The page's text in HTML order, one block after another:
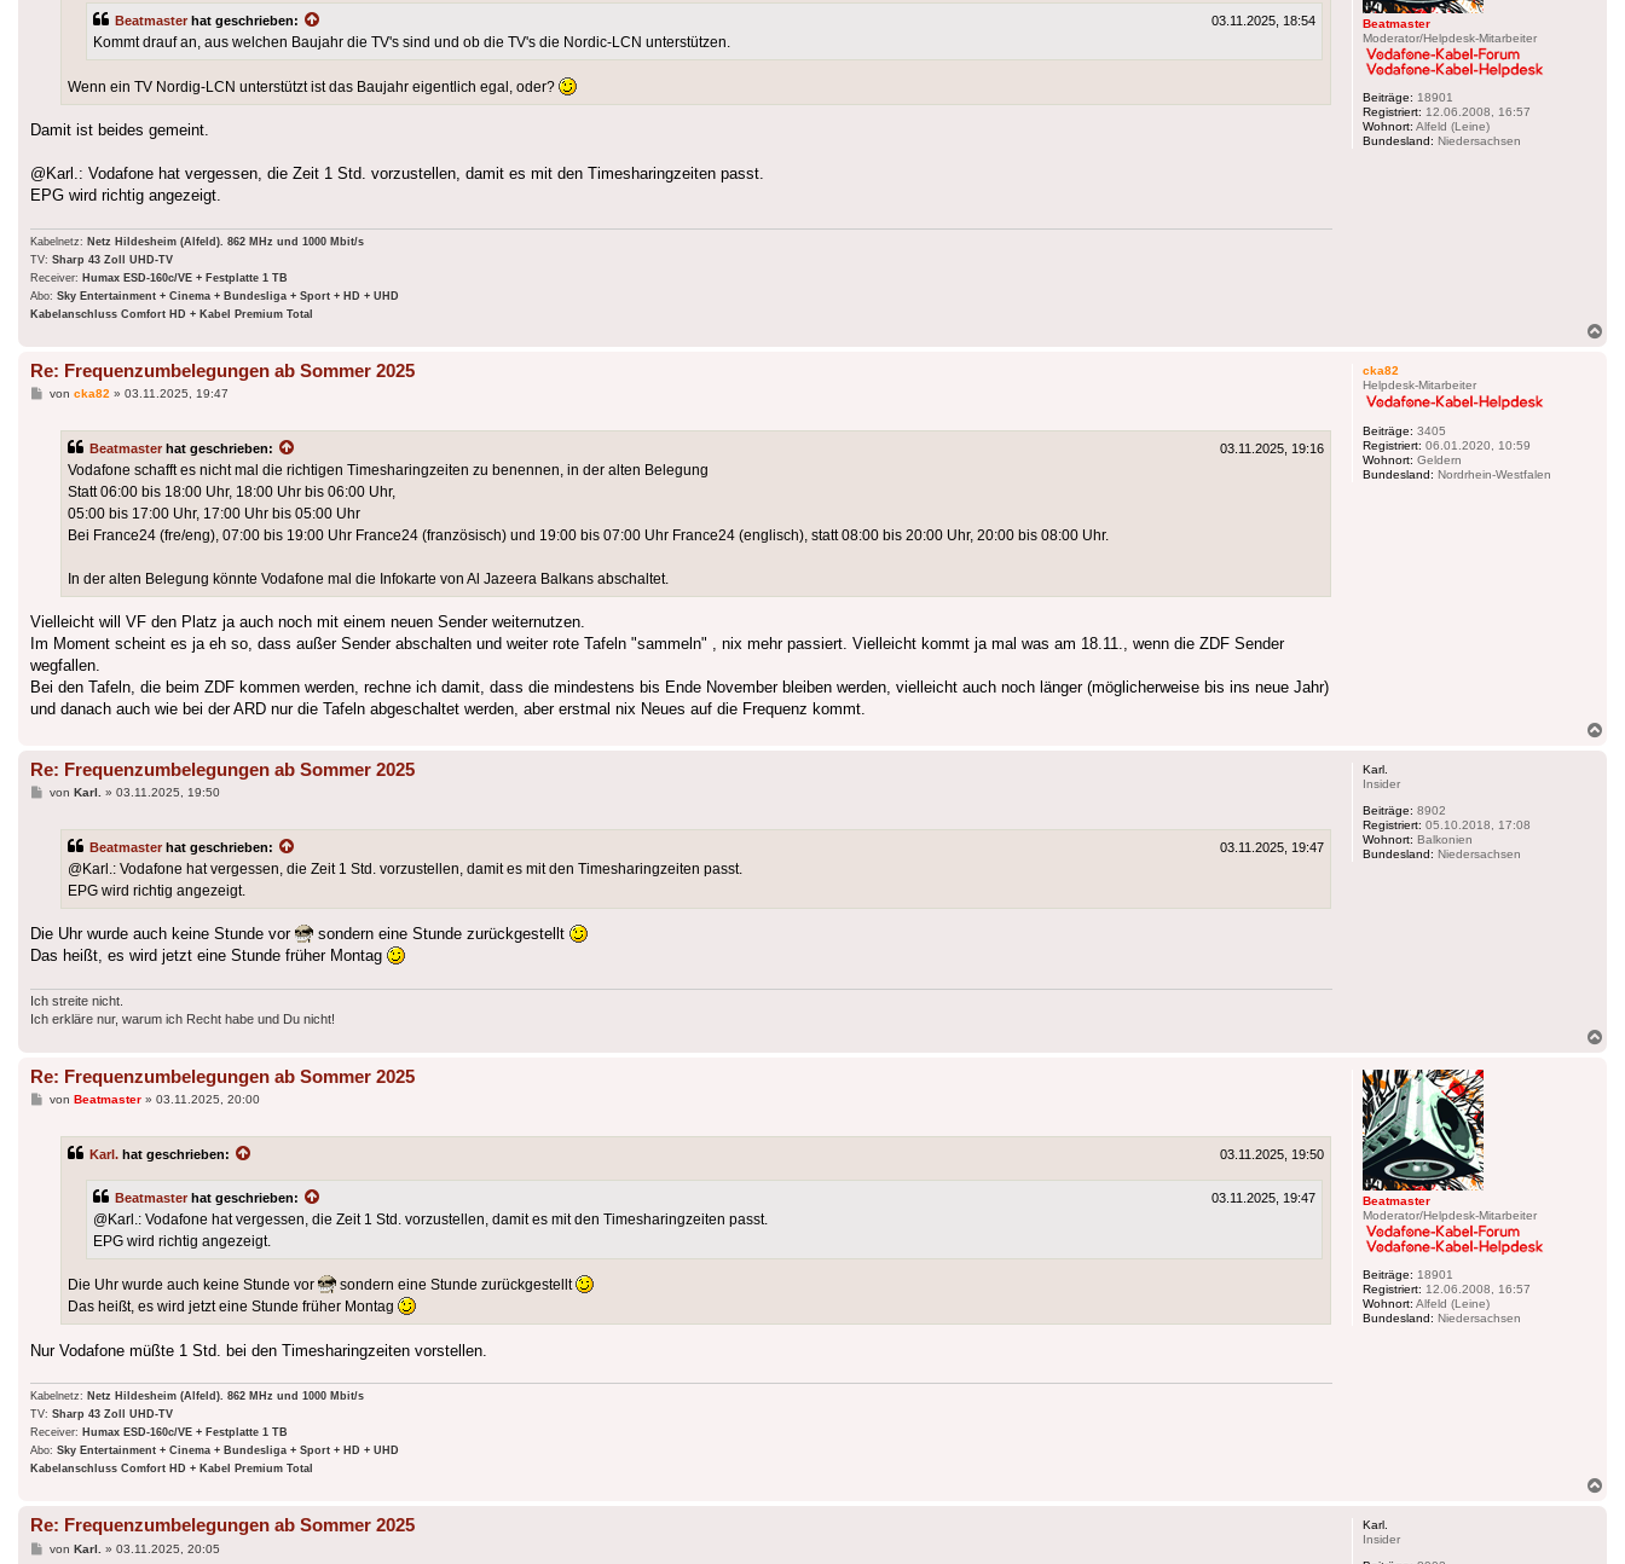
Beatmaster
Moderator/Helpdesk-Mitarbeiter
Beiträge: 18901
Registriert: 12.06.2008, 16:57
Wohnort: Alfeld (Leine)
Bundesland: Niedersachsen
Beatmaster hat geschrieben: 03.11.2025, 18:54
Kommt drauf an, aus welchen Baujahr die TV's sind und ob die TV's die Nordic-LCN unterstützen.
Wenn ein TV Nordig-LCN unterstützt ist das Baujahr eigentlich egal, oder?
Damit ist beides gemeint.
@Karl.: Vodafone hat vergessen, die Zeit 1 Std. vorzustellen, damit es mit den Timesharingzeiten passt.
EPG wird richtig angezeigt.
Kabelnetz: Netz Hildesheim (Alfeld). 862 MHz und 1000 Mbit/s
TV: Sharp 43 Zoll UHD-TV
Receiver: Humax ESD-160c/VE + Festplatte 1 TB
Abo: Sky Entertainment + Cinema + Bundesliga + Sport + HD + UHD
Kabelanschluss Comfort HD + Kabel Premium Total
cka82
Helpdesk-Mitarbeiter
Beiträge: 3405
Registriert: 06.01.2020, 10:59
Wohnort: Geldern
Bundesland: Nordrhein-Westfalen
Re: Frequenzumbelegungen ab Sommer 2025
Beitrag
von cka82» 03.11.2025, 19:47
Beatmaster hat geschrieben: 03.11.2025, 19:16
Vodafone schafft es nicht mal die richtigen Timesharingzeiten zu benennen, in der alten Belegung
Statt 06:00 bis 18:00 Uhr, 18:00 Uhr bis 06:00 Uhr,
05:00 bis 17:00 Uhr, 17:00 Uhr bis 05:00 Uhr
Bei France24 (fre/eng), 07:00 bis 19:00 Uhr France24 (französisch) und 19:00 bis 07:00 Uhr France24 (englisch), statt 08:00 bis 20:00 Uhr, 20:00 bis 08:00 Uhr.
In der alten Belegung könnte Vodafone mal die Infokarte von Al Jazeera Balkans abschaltet.
Vielleicht will VF den Platz ja auch noch mit einem neuen Sender weiternutzen.
Im Moment scheint es ja eh so, dass außer Sender abschalten und weiter rote Tafeln "sammeln" , nix mehr passiert. Vielleicht kommt ja mal was am 18.11., wenn die ZDF Sender
wegfallen.
Bei den Tafeln, die beim ZDF kommen werden, rechne ich damit, dass die mindestens bis Ende November bleiben werden, vielleicht auch noch länger (möglicherweise bis ins neue Jahr)
und danach auch wie bei der ARD nur die Tafeln abgeschaltet werden, aber erstmal nix Neues auf die Frequenz kommt.
Karl.
Insider
Beiträge: 8902
Registriert: 05.10.2018, 17:08
Wohnort: Balkonien
Bundesland: Niedersachsen
Re: Frequenzumbelegungen ab Sommer 2025
Beitrag
von Karl. » 03.11.2025, 19:50
Beatmaster hat geschrieben: 03.11.2025, 19:47
@Karl.: Vodafone hat vergessen, die Zeit 1 Std. vorzustellen, damit es mit den Timesharingzeiten passt.
EPG wird richtig angezeigt.
Die Uhr wurde auch keine Stunde vor
sondern eine Stunde zurückgestellt
Das heißt, es wird jetzt eine Stunde früher Montag
Ich streite nicht.
Ich erkläre nur, warum ich Recht habe und Du nicht!
Beatmaster
Moderator/Helpdesk-Mitarbeiter
Beiträge: 18901
Registriert: 12.06.2008, 16:57
Wohnort: Alfeld (Leine)
Bundesland: Niedersachsen
Re: Frequenzumbelegungen ab Sommer 2025
Beitrag
von Beatmaster» 03.11.2025, 20:00
Karl. hat geschrieben: 03.11.2025, 19:50
Beatmaster hat geschrieben: 03.11.2025, 19:47
@Karl.: Vodafone hat vergessen, die Zeit 1 Std. vorzustellen, damit es mit den Timesharingzeiten passt.
EPG wird richtig angezeigt.
Die Uhr wurde auch keine Stunde vor
sondern eine Stunde zurückgestellt
Das heißt, es wird jetzt eine Stunde früher Montag
Nur Vodafone müßte 1 Std. bei den Timesharingzeiten vorstellen.
Kabelnetz: Netz Hildesheim (Alfeld). 862 MHz und 1000 Mbit/s
TV: Sharp 43 Zoll UHD-TV
Receiver: Humax ESD-160c/VE + Festplatte 1 TB
Abo: Sky Entertainment + Cinema + Bundesliga + Sport + HD + UHD
Kabelanschluss Comfort HD + Kabel Premium Total
Karl.
Insider
Re: Frequenzumbelegungen ab Sommer 2025
Beitrag
von Karl. » 03.11.2025, 20:05